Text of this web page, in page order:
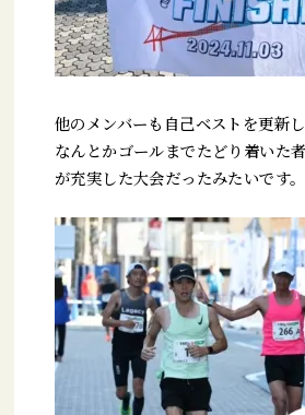
他のメンバーも自己ベストを更新
なんとかゴールまでたどり着いた
が充実した大会だったみたいです。